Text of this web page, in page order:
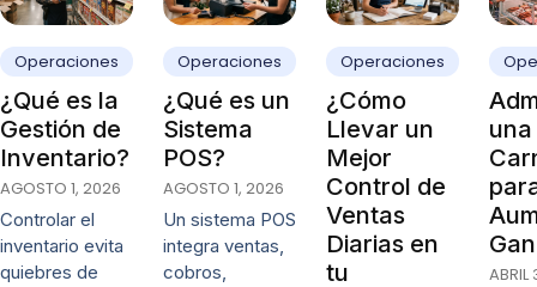
Operaciones
¿Qué es la
Gestión de
Inventario?
AGOSTO 1, 2026
Controlar el
inventario evita
quiebres de
Operaciones
¿Qué es un
Sistema
POS?
AGOSTO 1, 2026
Un sistema POS
integra ventas,
cobros,
Operaciones
¿Cómo
Llevar un
Mejor
Control de
Ventas
Diarias en
tu
una